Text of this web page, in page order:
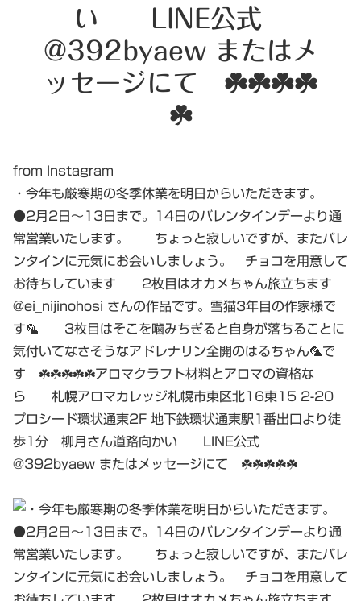
い LINE公式
@392byaew またはメ
ッセージにて ☘️☘️☘️☘️
☘️
from Instagram
・今年も厳寒期の冬季休業を明日からいただきます。
●2月2日〜13日まで。14日のバレンタインデーより通
常営業いたします。 ちょっと寂しいですが、またバレ
ンタインに元気にお会いしましょう。 チョコを用意して
お待ちしています 2枚目はオカメちゃん旅立ちます
@ei_nijinohosi さんの作品です。雪猫3年目の作家様で
す🦜 3枚目はそこを噛みちぎると自身が落ちることに
気付いてなさそうなアドレナリン全開のはるちゃん🦜で
す ☘️☘️☘️☘️☘️アロマクラフト材料とアロマの資格な
ら 札幌アロマカレッジ札幌市東区北16東15 2-20
プロシード環状通東2F 地下鉄環状通東駅1番出口より徒
歩1分 柳月さん道路向かい LINE公式
@392byaew またはメッセージにて ☘️☘️☘️☘️☘️